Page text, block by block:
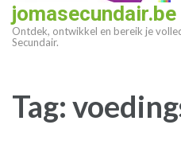
jomasecundair.be
Ontdek, ontwikkel en bereik je
Secundair.
Tag: